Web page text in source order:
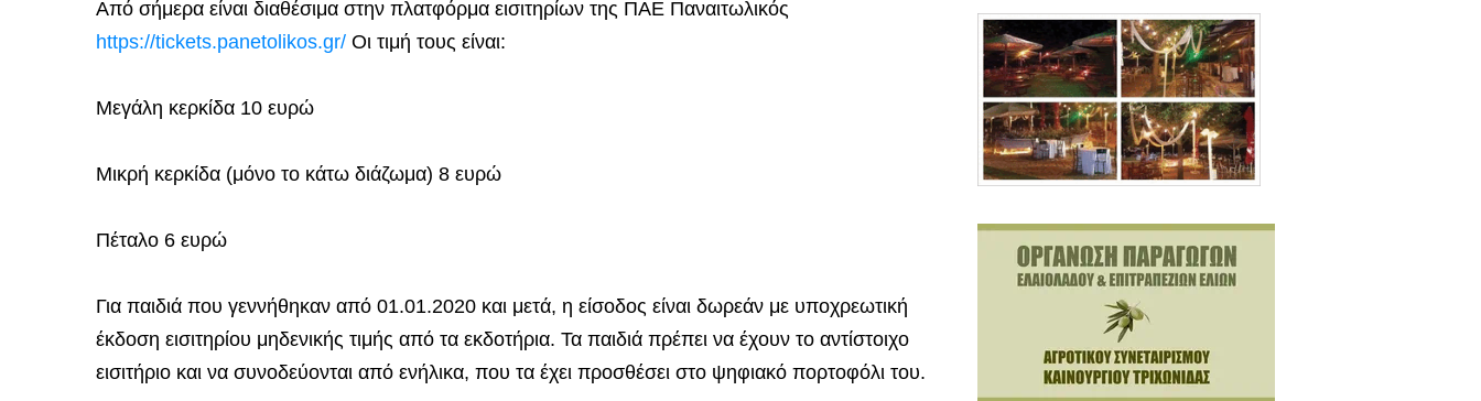
Από σήμερα είναι διαθέσιμα στην πλατφόρμα εισιτηρίων της ΠΑΕ Παναιτωλικός
https://tickets.panetolikos.gr/ Οι τιμή τους είναι:
Μεγάλη κερκίδα 10 ευρώ
Μικρή κερκίδα (μόνο το κάτω διάζωμα) 8 ευρώ
Πέταλο 6 ευρώ
Για παιδιά που γεννήθηκαν από 01.01.2020 και μετά, η είσοδος είναι δωρεάν με υποχρεωτική
έκδοση εισιτηρίου μηδενικής τιμής από τα εκδοτήρια. Τα παιδιά πρέπει να έχουν το αντίστοιχο
εισιτήριο και να συνοδεύονται από ενήλικα, που τα έχει προσθέσει στο ψηφιακό πορτοφόλι του.